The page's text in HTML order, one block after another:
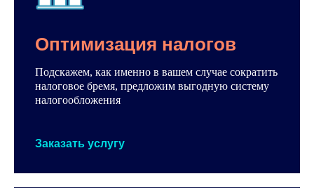
Оптимизация налогов
Подскажем, как именно в вашем случае сократить
налоговое бремя, предложим выгодную систему
налогообложения
Заказать услугу